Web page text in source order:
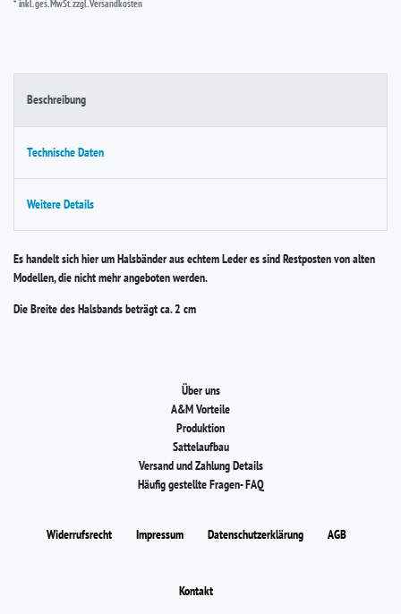
* inkl. ges. MwSt. zzgl.Versandkosten
Beschreibung
Technische Daten
Weitere Details
Es handelt sich hier um Halsbänder aus echtem Leder es sind Restposten von alten
Modellen, die nicht mehr angeboten werden.
Die Breite des Halsbands beträgt ca. 2 cm
Über uns
A&M Vorteile
Produktion
Sattelaufbau
Versand und Zahlung Details
Häufig gestellte Fragen- FAQ
Widerrufs­recht Impressum Daten­schutz­erklärung AGB
Kontakt